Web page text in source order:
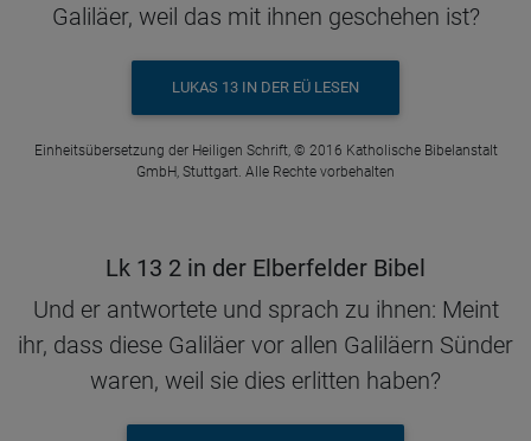
Galiläer, weil das mit ihnen geschehen ist?
LUKAS 13 IN DER EÜ LESEN
Einheitsübersetzung der Heiligen Schrift, © 2016 Katholische Bibelanstalt
GmbH, Stuttgart. Alle Rechte vorbehalten
Lk 13 2 in der Elberfelder Bibel
Und er antwortete und sprach zu ihnen: Meint
ihr, dass diese Galiläer vor allen Galiläern Sünder
waren, weil sie dies erlitten haben?